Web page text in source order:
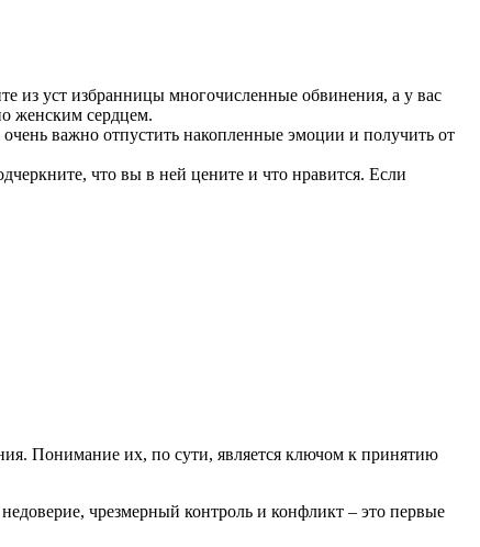
из уст избранницы многочисленные обвинения, а у вас
женским сердцем.
важно отпустить накопленные эмоции и получить от
что вы в ней цените и что нравится. Если
Понимание их, по сути, является ключом к принятию
чрезмерный контроль и конфликт – это первые